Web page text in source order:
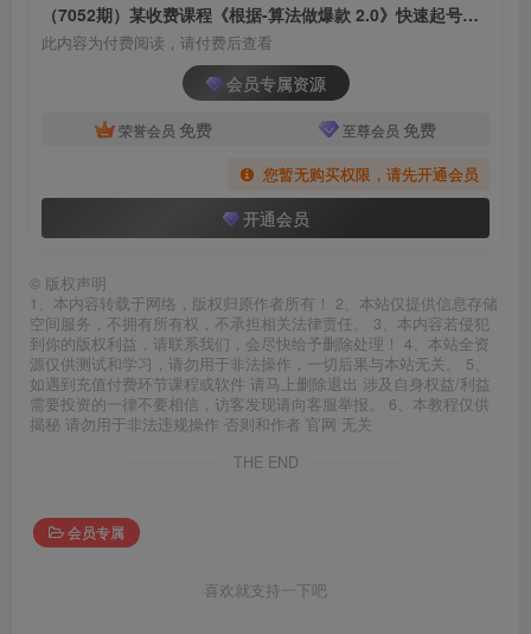
（7052期）某收费课程《根据-算法做爆款 2.0》快速起号的秘籍，短视频运营杀手锏
此内容为付费阅读，请付费后查看
会员专属资源
荣誉会员 免费 至尊会员 免费
您暂无购买权限，请先开通会员
开通会员
© 版权声明
1、本内容转载于网络，版权归原作者所有！ 2、本站仅提供信息存储
空间服务，不拥有所有权，不承担相关法律责任。 3、本内容若侵犯
到你的版权利益，请联系我们，会尽快给予删除处理！ 4、本站全资
源仅供测试和学习，请勿用于非法操作，一切后果与本站无关。 5、
如遇到充值付费环节课程或软件 请马上删除退出 涉及自身权益/利益
需要投资的一律不要相信，访客发现请向客服举报。 6、本教程仅供
揭秘 请勿用于非法违规操作 否则和作者 官网 无关
THE END
会员专属
喜欢就支持一下吧